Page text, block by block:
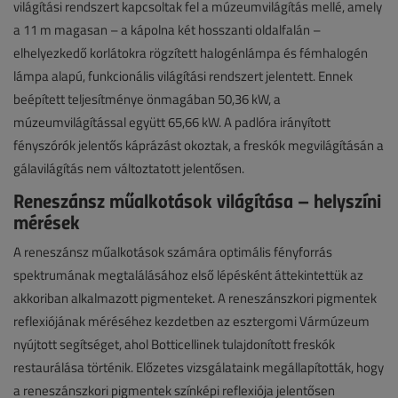
világítási rendszert kapcsoltak fel a múzeumvilágítás mellé, amely
a 11 m magasan – a kápolna két hosszanti oldalfalán –
elhelyezkedő korlátokra rögzített halogénlámpa és fémhalogén
lámpa alapú, funkcionális világítási rendszert jelentett. Ennek
beépített teljesítménye önmagában 50,36 kW, a
múzeumvilágítással együtt 65,66 kW. A padlóra irányított
fényszórók jelentős káprázást okoztak, a freskók megvilágításán a
gálavilágítás nem változtatott jelentősen.
Reneszánsz műalkotások világítása – helyszíni
mérések
A reneszánsz műalkotások számára optimális fényforrás
spektrumának megtalálásához első lépésként áttekintettük az
akkoriban alkalmazott pigmenteket. A reneszánszkori pigmentek
reflexiójának méréséhez kezdetben az esztergomi Vármúzeum
nyújtott segítséget, ahol Botticellinek tulajdonított freskók
restaurálása történik. Előzetes vizsgálataink megállapították, hogy
a reneszánszkori pigmentek színképi reflexiója jelentősen